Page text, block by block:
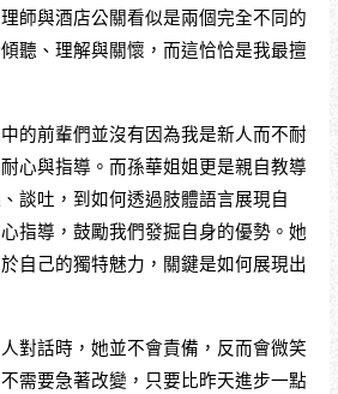
師與酒店公關看似是兩個完全不同的
聽、理解與關懷，而這恰恰是我最擅
的前輩們並沒有因為我是新人而不耐
心與指導。而孫華姐姐更是親自教導
談吐，到如何透過肢體語言展現自
指導，鼓勵我們發掘自身的優勢。她
自己的獨特魅力，關鍵是如何展現出
對話時，她並不會責備，反而會微笑
需要急著改變，只要比昨天進步一點